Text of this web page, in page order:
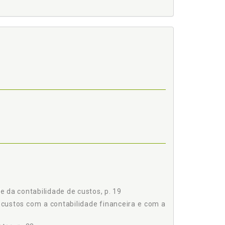
Contábeis, e Consequentemente aos Atos e Fatos
da contabilidade de custos, p. 19
com a contabilidade financeira e com a